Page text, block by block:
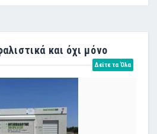
και όχι μόνο
Δείτε τα Όλα